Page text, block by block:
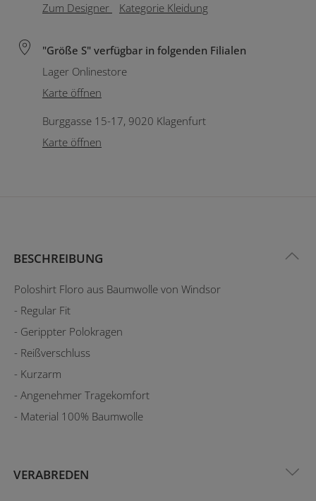
Zum Designer Kategorie Kleidung
"Größe S" verfügbar in folgenden Filialen
Lager Onlinestore
Karte öffnen
Burggasse 15-17, 9020 Klagenfurt
Karte öffnen
BESCHREIBUNG
Poloshirt Floro aus Baumwolle von Windsor
- Regular Fit
- Gerippter Polokragen
- Reißverschluss
- Kurzarm
- Angenehmer Tragekomfort
- Material 100% Baumwolle
VERABREDEN